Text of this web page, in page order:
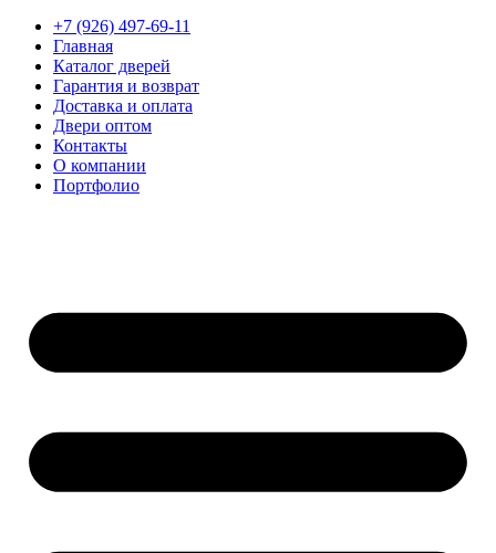
+7 (926) 497-69-11
Главная
Каталог дверей
Гарантия и возврат
Доставка и оплата
Двери оптом
Контакты
О компании
Портфолио